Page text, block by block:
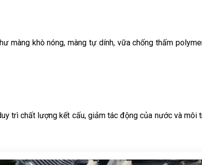
màng khò nóng, màng tự dính, vữa chống thấm
trì chất lượng kết cấu, giảm tác động của nước và